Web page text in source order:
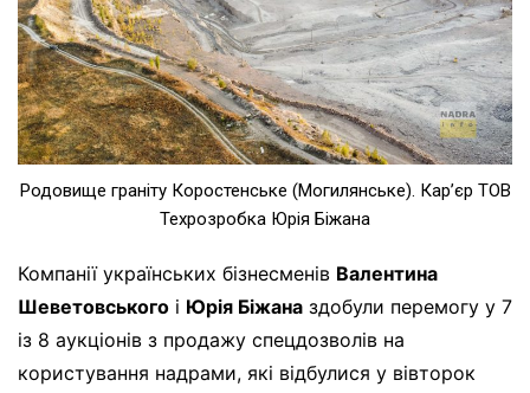
Родовище граніту Коростенське (Могилянське). Карʼєр ТОВ
Техрозробка Юрія Біжана
Компанії українських бізнесменів Валентина
Шеветовського і Юрія Біжана здобули перемогу у 7
із 8 аукціонів з продажу спецдозволів на
користування надрами, які відбулися у вівторок